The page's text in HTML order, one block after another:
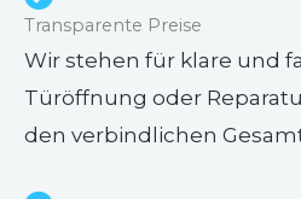
Transparente Preise
Wir stehen für klare und
Türöffnung oder
den verbindlichen